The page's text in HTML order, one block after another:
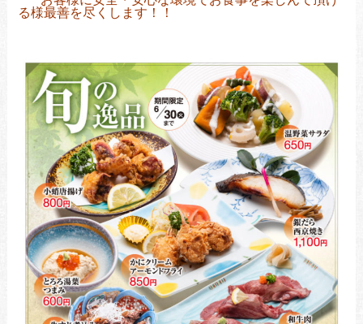
る様最善を尽くします！！